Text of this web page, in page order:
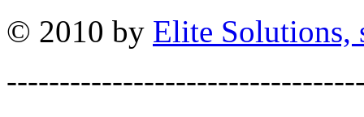
© 2010 by Elite Solutions,